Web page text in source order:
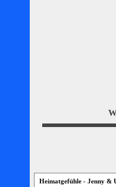
Heimatgefühle - Jenny &